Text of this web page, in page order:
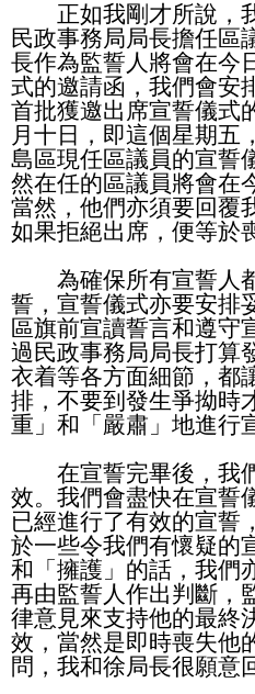
正如我剛才所說，我
民政事務局局長擔任區
長作為監誓人將會在今
式的邀請函，我們會安
首批獲邀出席宣誓儀式
月十日，即這個星期五
島區現任區議員的宣誓
然在任的區議員將會在
當然，他們亦須要回覆
如果拒絕出席，便等於
為確保所有宣誓人都
誓，宣誓儀式亦要安排
區旗前宣讀誓言和遵守
過民政事務局局長打算
衣着等各方面細節，都
排，不要到發生爭拗時
重」和「嚴肅」地進行
在宣誓完畢後，我們
效。我們會盡快在宣誓
已經進行了有效的宣誓
於一些令我們有懷疑的
和「擁護」的話，我們
再由監誓人作出判斷，
律意見來支持他的最終
效，當然是即時喪失他
問，我和徐局長很願意